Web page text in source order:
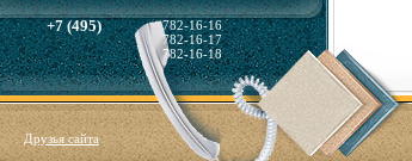
+7 (495)
782-16-16
782-16-17
782-16-18
Друзья сайта